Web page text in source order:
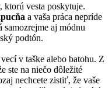
ktorú vesta poskytuje.
a vaša práca nepríde
aj módnu
podtón.
v taške alebo batohu. Z
ste na niečo dôležité
nechcete zistiť, že vaše